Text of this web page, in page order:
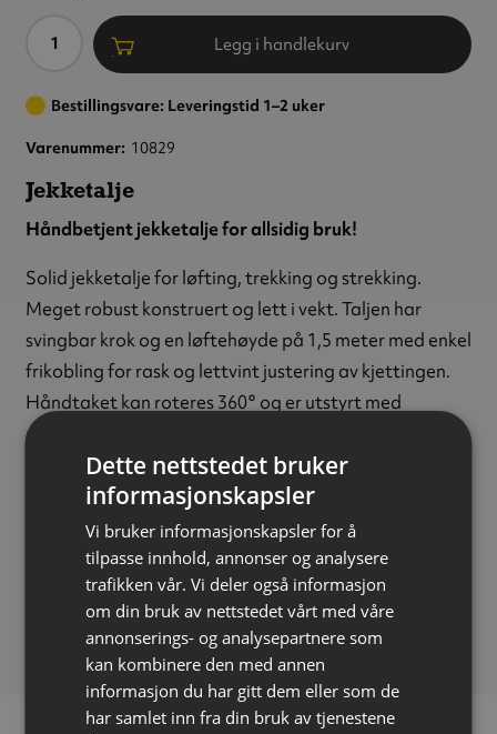
Antall Legg i handlekurv
Bestillingsvare: Leveringstid 1–2 uker
Varenummer 10829
Jekketalje
Håndbetjent jekketalje for allsidig bruk!
Solid jekketalje for løfting, trekking og strekking.
Meget robust konstruert og lett i vekt. Taljen har
svingbar krok og en løftehøyde på 1,5 meter med enkel
frikobling for rask og lettvint justering av kjettingen.
Håndtaket kan roteres 360° og er utstyrt med
gummigrep.
Leveres komplett med EN 818-7 godkjent
nikkelbehandlet kjetting.
Kapasitet:6300 kg
Løftehøyde:1,5 meter
34,0 kg
Dette nettstedet bruker
informasjonskapsler
Vi bruker informasjonskapsler for å
tilpasse innhold, annonser og analysere
trafikken vår. Vi deler også informasjon
om din bruk av nettstedet vårt med våre
annonserings- og analysepartnere som
kan kombinere den med annen
informasjon du har gitt dem eller som de
har samlet inn fra din bruk av tjenestene